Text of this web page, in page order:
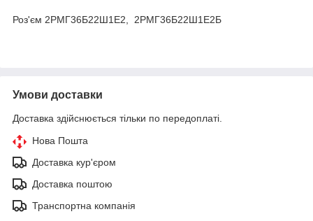
Роз'єм 2РМГ36Б22Ш1Е2, 2РМГ36Б22Ш1Е2Б
Умови доставки
Доставка здійснюється тільки по передоплаті.
Нова Пошта
Доставка кур'єром
Доставка поштою
Транспортна компанія